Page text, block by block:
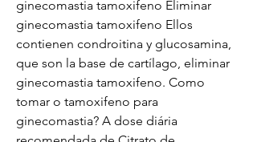
ginecomastia tamoxifeno Eliminar
ginecomastia tamoxifeno Ellos
contienen condroitina y glucosamina,
que son la base de cartílago, eliminar
ginecomastia tamoxifeno. Como
tomar o tamoxifeno para
ginecomastia? A dose diária